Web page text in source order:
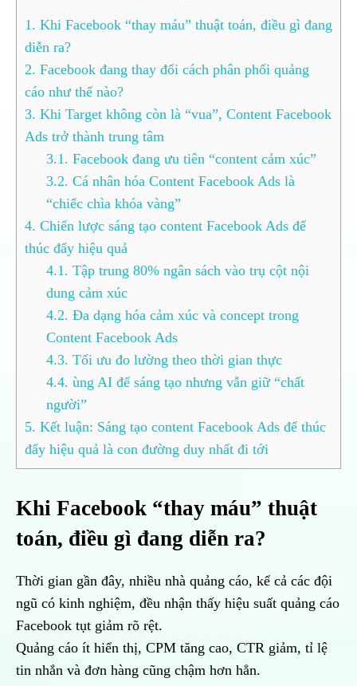
1. Khi Facebook “thay máu” thuật toán, điều gì đang
diễn ra?
2. Facebook đang thay đổi cách phân phối quảng
cáo như thế nào?
3. Khi Target không còn là “vua”, Content Facebook
Ads trở thành trung tâm
3.1. Facebook đang ưu tiên “content cảm xúc”
3.2. Cá nhân hóa Content Facebook Ads là
“chiếc chìa khóa vàng”
4. Chiến lược sáng tạo content Facebook Ads để
thúc đẩy hiệu quả
4.1. Tập trung 80% ngân sách vào trụ cột nội
dung cảm xúc
4.2. Đa dạng hóa cảm xúc và concept trong
Content Facebook Ads
4.3. Tối ưu đo lường theo thời gian thực
4.4. ùng AI để sáng tạo nhưng vẫn giữ “chất
người”
5. Kết luận: Sáng tạo content Facebook Ads để thúc
đẩy hiệu quả là con đường duy nhất đi tới
Khi Facebook “thay máu” thuật
toán, điều gì đang diễn ra?
Thời gian gần đây, nhiều nhà quảng cáo, kể cả các đội
ngũ có kinh nghiệm, đều nhận thấy hiệu suất quảng cáo
Facebook tụt giảm rõ rệt.
Quảng cáo ít hiển thị, CPM tăng cao, CTR giảm, tỉ lệ
tin nhắn và đơn hàng cũng chậm hơn hẳn.